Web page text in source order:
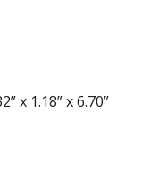
x 1.18” x 6.70”